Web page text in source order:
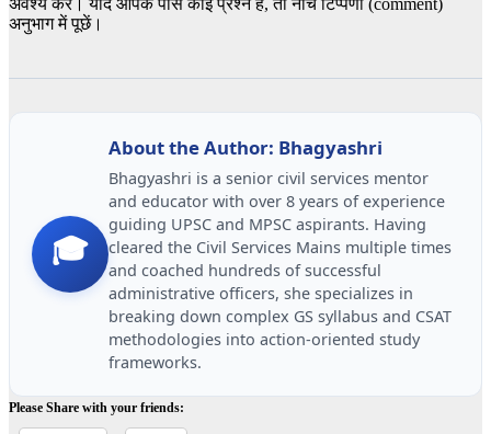
अवश्य करें। यदि आपके पास कोई प्रश्न है, तो नीचे टिप्पणी (comment)
अनुभाग में पूछें।
🎓
About the Author: Bhagyashri
Bhagyashri is a senior civil services mentor
and educator with over 8 years of experience
guiding UPSC and MPSC aspirants. Having
cleared the Civil Services Mains multiple times
and coached hundreds of successful
administrative officers, she specializes in
breaking down complex GS syllabus and CSAT
methodologies into action-oriented study
frameworks.
Please Share with your friends: